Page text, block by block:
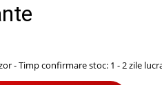
- Timp confirmare stoc: 1 - 2 zile